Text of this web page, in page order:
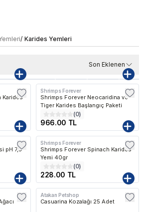
/ Karides Yemleri
Son Eklenen
Karides
Shrimps Forever
Shrimps Forever Neocaridina ve
Tiger Karides Başlangıç Paketi
(0)
966.00 TL
pH 7,5
Shrimps Forever
Shrimps Forever Spinach Karides
Yemi 40gr
(0)
228.00 TL
Atakan Petshop
Casuarina Kozalağı 25 Adet